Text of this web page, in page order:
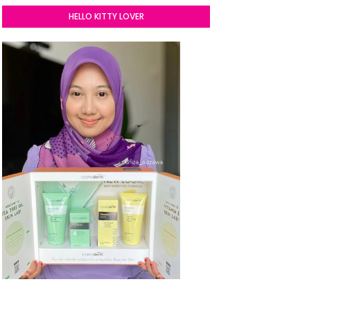
HELLO KITTY LOVER